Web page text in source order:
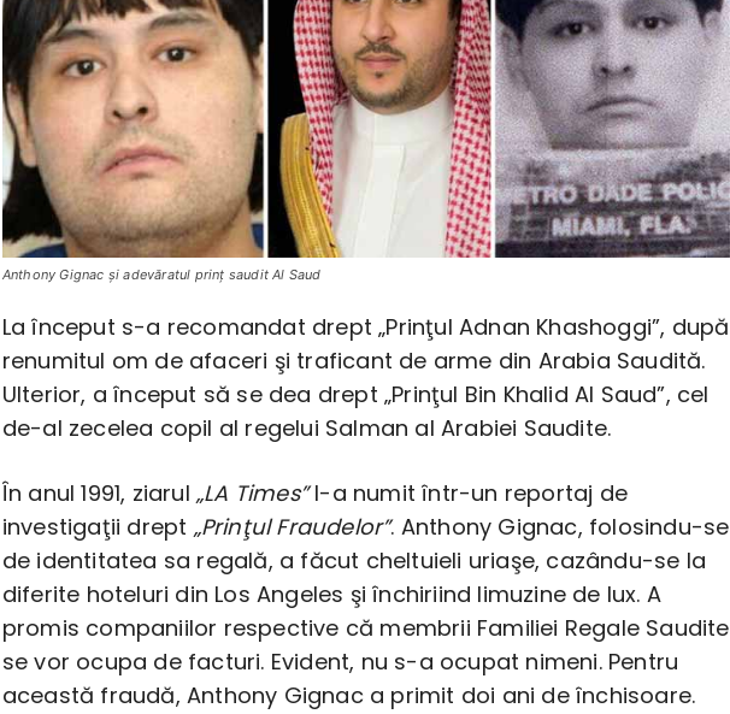
Anthony Gignac şi adevăratul prinţ saudit Al Saud
La început s-a recomandat drept „Prinţul Adnan Khashoggi”, după
renumitul om de afaceri şi traficant de arme din Arabia Saudită.
Ulterior, a început să se dea drept „Prinţul Bin Khalid Al Saud”, cel
de-al zecelea copil al regelui Salman al Arabiei Saudite.
În anul 1991, ziarul „LA Times”l-a numit într-un reportaj de
investigaţii drept „Prinţul Fraudelor”. Anthony Gignac, folosindu-se
de identitatea sa regală, a făcut cheltuieli uriaşe, cazându-se la
diferite hoteluri din Los Angeles şi închiriind limuzine de lux. A
promis companiilor respective că membrii Familiei Regale Saudite
se vor ocupa de facturi. Evident, nu s-a ocupat nimeni. Pentru
această fraudă, Anthony Gignac a primit doi ani de închisoare.